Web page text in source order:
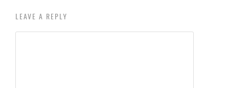
LEAVE A REPLY